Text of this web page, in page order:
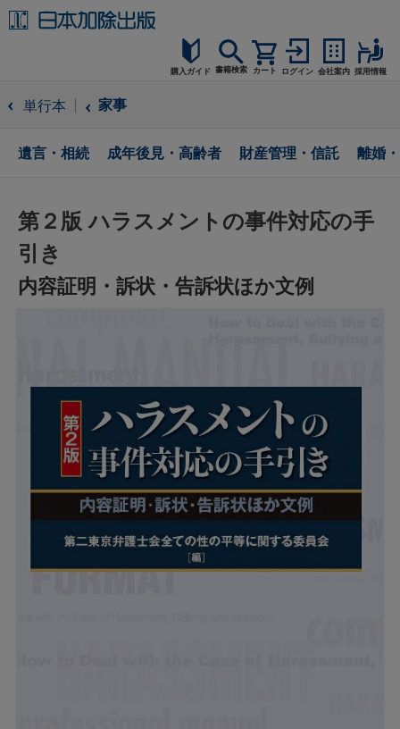
購入ガイド
購入ガイド
読者サポート
書籍検索 カート ログイン 会社案内 採用情報
単行本 家事
遺言・相続 成年後見・高齢者 財産管理・信託 離婚
第２版 ハラスメントの事件対応の手
引き
内容証明・訴状・告訴状ほか文例